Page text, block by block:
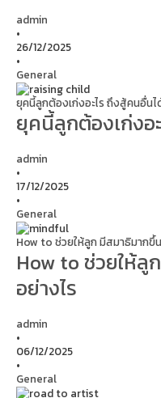
admin
•
26/12/2025
•
General
ยุคนี้ลูกต้องเก่งอะไร ถึงสู้คนอื่นไ
ยุคนี้ลูกต้องเก่งอ
admin
•
17/12/2025
•
General
How to ช่วยให้ลูก มีสมาธิมากขึ้
How to ช่วยให้ลู
อย่างไร
admin
•
06/12/2025
•
General